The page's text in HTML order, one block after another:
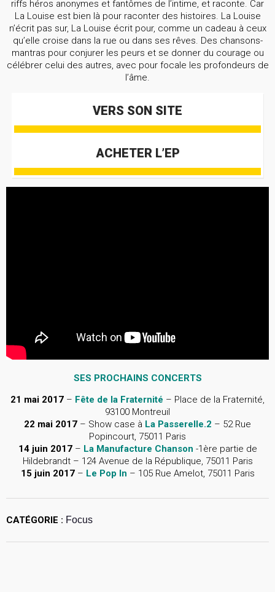
riffs héros anonymes et fantômes de l’intime, et raconte. Car
La Louise est bien là pour raconter des histoires. La Louise
n’écrit pas sur, La Louise écrit pour, comme un cadeau à ceux
qu’elle croise dans la rue ou dans ses rêves. Des chansons-
mantras pour conjurer les peurs et se donner du courage ou
célébrer celui des autres, avec pour focale les profondeurs de
l’âme.
VERS SON SITE
ACHETER L’EP
SES PROCHAINS CONCERTS
21 mai 2017 – Fête de la Fraternité – Place de la Fraternité,
93100 Montreuil
22 mai 2017 – Show case à La Passerelle.2 – 52 Rue
Popincourt, 75011 Paris
14 juin 2017– La Manufacture Chanson -1ère partie de
Hildebrandt – 124 Avenue de la République, 75011 Paris
15 juin 2017– Le Pop In – 105 Rue Amelot, 75011 Paris
CATÉGORIE : Focus